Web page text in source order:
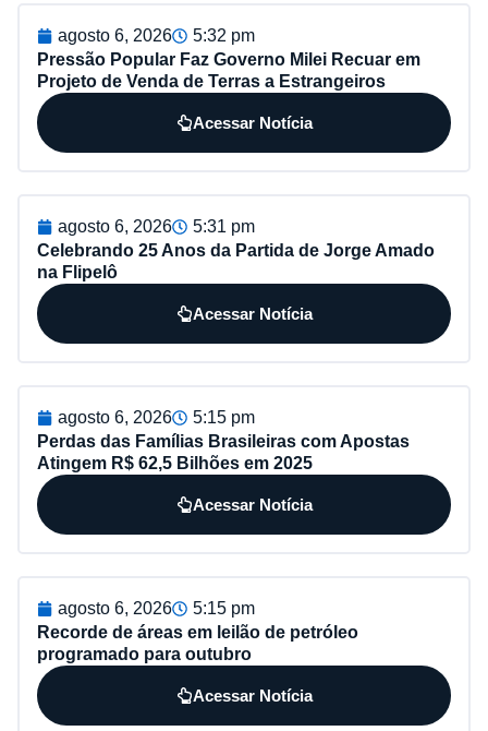
agosto 6, 2026
5:32 pm
Pressão Popular Faz Governo Milei Recuar em
Projeto de Venda de Terras a Estrangeiros
Acessar Notícia
agosto 6, 2026
5:31 pm
Celebrando 25 Anos da Partida de Jorge Amado
na Flipelô
Acessar Notícia
agosto 6, 2026
5:15 pm
Perdas das Famílias Brasileiras com Apostas
Atingem R$ 62,5 Bilhões em 2025
Acessar Notícia
agosto 6, 2026
5:15 pm
Recorde de áreas em leilão de petróleo
programado para outubro
Acessar Notícia